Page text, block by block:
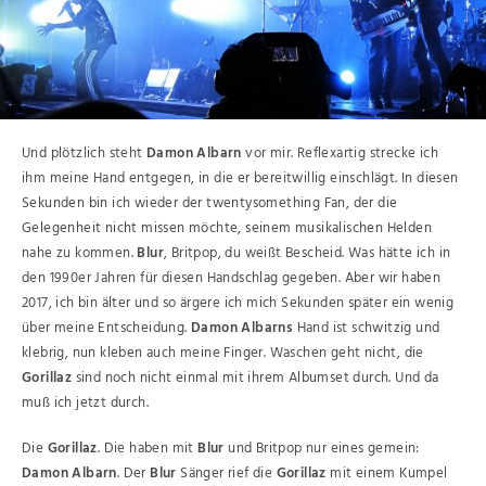
Und plötzlich steht Damon Albarnvor mir. Reflexartig strecke ich
ihm meine Hand entgegen, in die er bereitwillig einschlägt. In diesen
Sekunden bin ich wieder der twentysomething Fan, der die
Gelegenheit nicht missen möchte, seinem musikalischen Helden
nahe zu kommen.Blur, Britpop, du weißt Bescheid. Was hätte ich in
den 1990er Jahren für diesen Handschlag gegeben. Aber wir haben
2017, ich bin älter und so ärgere ich mich Sekunden später ein wenig
über meine Entscheidung. Damon Albarns Hand ist schwitzig und
klebrig, nun kleben auch meine Finger. Waschen geht nicht, die
Gorillazsind noch nicht einmal mit ihrem Albumset durch. Und da
muß ich jetzt durch.
DieGorillaz. Die haben mit Blur und Britpop nur eines gemein:
Damon Albarn. Der Blur Sänger rief dieGorillaz mit einem Kumpel